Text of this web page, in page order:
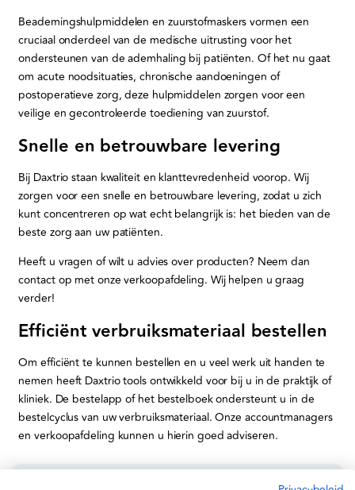
Beademingshulpmiddelen en zuurstofmaskers vormen een
cruciaal onderdeel van de medische uitrusting voor het
ondersteunen van de ademhaling bij patiënten. Of het nu gaat
om acute noodsituaties, chronische aandoeningen of
postoperatieve zorg, deze hulpmiddelen zorgen voor een
veilige en gecontroleerde toediening van zuurstof.
Snelle en betrouwbare levering
Bij Daxtrio staan kwaliteit en klanttevredenheid voorop. Wij
zorgen voor een snelle en betrouwbare levering, zodat u zich
kunt concentreren op wat echt belangrijk is: het bieden van de
beste zorg aan uw patiënten.
Heeft u vragen of wilt u advies over producten? Neem dan
contact op met onze verkoopafdeling. Wij helpen u graag
verder!
Efficiënt verbruiksmateriaal bestellen
Om efficiënt te kunnen bestellen en u veel werk uit handen te
nemen heeft Daxtrio tools ontwikkeld voor bij u in de praktijk of
kliniek. De bestelapp of het bestelboek ondersteunt u in de
bestelcyclus van uw verbruiksmateriaal. Onze accountmanagers
en verkoopafdeling kunnen u hierin goed adviseren.